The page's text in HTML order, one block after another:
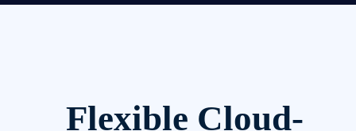
Flexible Cloud-